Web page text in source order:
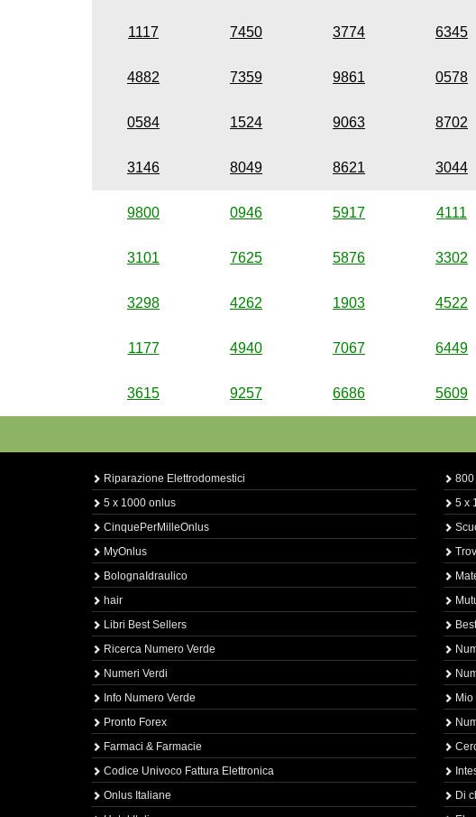
1117 7450 3774 6345
4882 7359 9861 0578
0584 1524 9063 8702
3146 8049 8621 3044
9800 0946 5917 4111
3101 7625 5876 3302
3298 4262 1903 4522
1177 4940 7067 6449
3615 9257 6686 5609
Riparazione Elettrodomestici
5 x 1000 onlus
CinquePerMilleOnlus
MyOnlus
BolognaIdraulico
hair
Libri Best Sellers
Ricerca Numero Verde
Numeri Verdi
Info Numero Verde
Pronto Forex
Farmaci & Farmacie
Codice Univoco Fattura Elettronica
Onlus Italiane
800
5 x
Di